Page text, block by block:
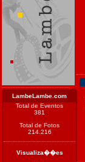
LambeLambe.com
Total de Eventos
381
Total de Fotos
214.216
Visualiza��es